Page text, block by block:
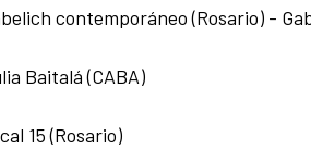
contemporáneo (Rosario) -
Baitalá (CABA)
15 (Rosario)